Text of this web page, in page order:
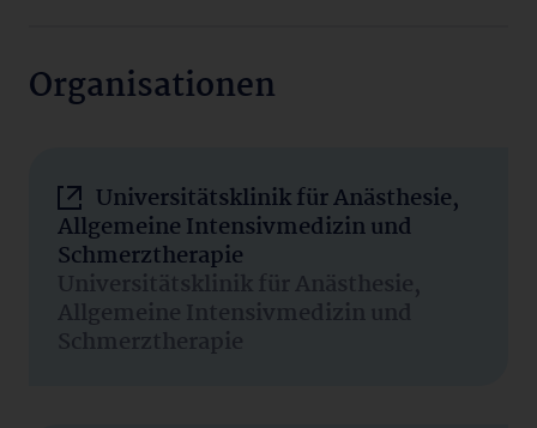
Organisationen
Universitätsklinik für Anästhesie,
Allgemeine Intensivmedizin und
Schmerztherapie
Universitätsklinik für Anästhesie,
Allgemeine Intensivmedizin und
Schmerztherapie